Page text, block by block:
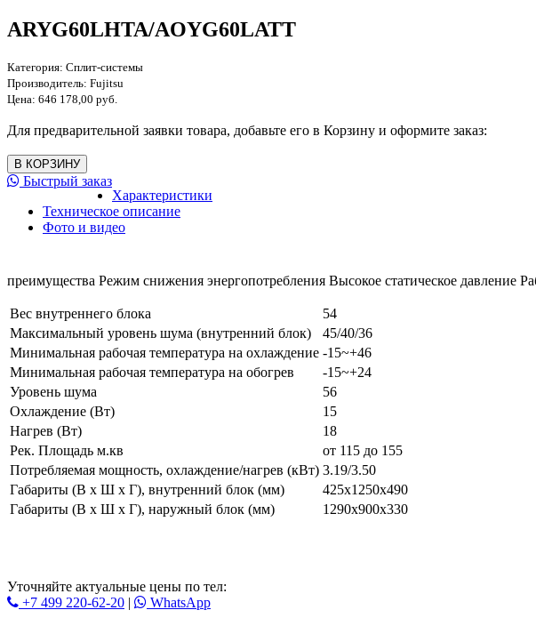
ARYG60LHTA/AOYG60LATT
Категория: Сплит-системы
Производитель: Fujitsu
Цена: 646 178,00 руб.
Для предварительной заявки товара, добавьте его в Корзину и оформите заказ:
Быстрый заказ
Характеристики
Техническое описание
Фото и видео
преимущества Режим снижения энергопотребления Высокое статическое давление
Вес внутреннего блока
54
Максимальный уровень шума (внутренний блок)
45/40/36
Минимальная рабочая температура на охлаждение -15~+46
Минимальная рабочая температура на обогрев
-15~+24
Уровень шума
56
Охлаждение (Вт)
15
Нагрев (Вт)
18
Рек. Площадь м.кв
от 115 до 155
Потребляемая мощность, охлаждение/нагрев (кВт) 3.19/3.50
Габариты (В x Ш x Г), внутренний блок (мм)
425x1250x490
Габариты (В x Ш x Г), наружный блок (мм)
1290x900x330
Уточняйте актуальные цены по тел:
+7 499 220-62-20 | WhatsАpp